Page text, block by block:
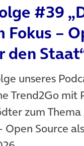
#39
–
den
unseres
Trend2Go mit
zum
Open Source